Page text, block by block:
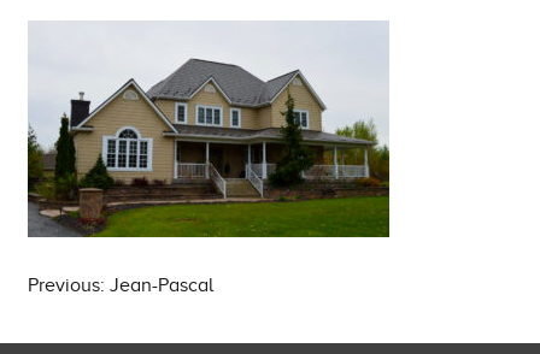
Post
navigation
Previous: Jean-Pascal